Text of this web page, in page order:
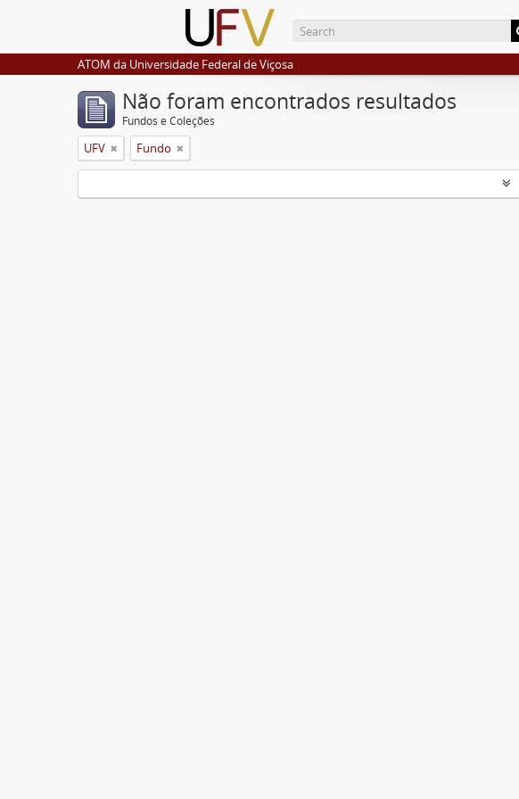
ATOM da Universidade Federal de Viçosa
Não foram encontrados resultados
Fundos e Coleções
UFV Fundo